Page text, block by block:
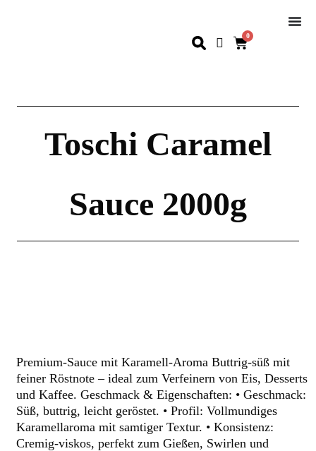
0
Toschi Caramel
Sauce 2000g
Premium-Sauce mit Karamell-Aroma Buttrig-süß mit
feiner Röstnote – ideal zum Verfeinern von Eis, Desserts
und Kaffee. Geschmack & Eigenschaften: • Geschmack:
Süß, buttrig, leicht geröstet. • Profil: Vollmundiges
Karamellaroma mit samtiger Textur. • Konsistenz:
Cremig-viskos, perfekt zum Gießen, Swirlen und